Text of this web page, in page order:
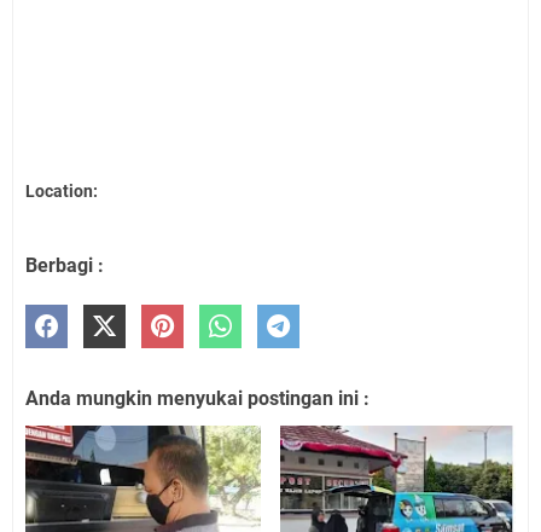
Location:
Berbagi :
Anda mungkin menyukai postingan ini :